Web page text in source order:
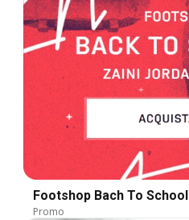
Footshop Bach To School
Promo